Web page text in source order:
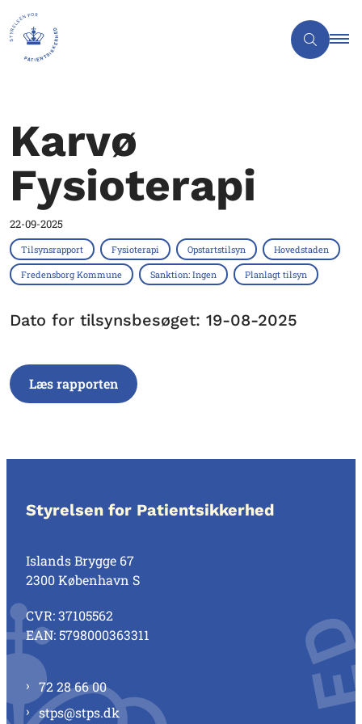
Karvø
Fysioterapi
22-09-2025
Tilsynsrapport Fysioterapi Opstartstilsyn Hovedstaden
Fredensborg Kommune Sanktion: Ingen Planlagt tilsyn
Dato for tilsynsbesøget: 19-08-2025
Læs rapporten
Styrelsen for Patientsikkerhed
Islands Brygge 67
2300 København S
CVR: 37105562
EAN: 5798000363311
72 28 66 00
stps@stps.dk